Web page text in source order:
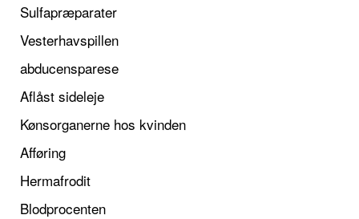
Sulfapræparater
Vesterhavspillen
abducensparese
Aflåst sideleje
Kønsorganerne hos kvinden
Afføring
Hermafrodit
Blodprocenten